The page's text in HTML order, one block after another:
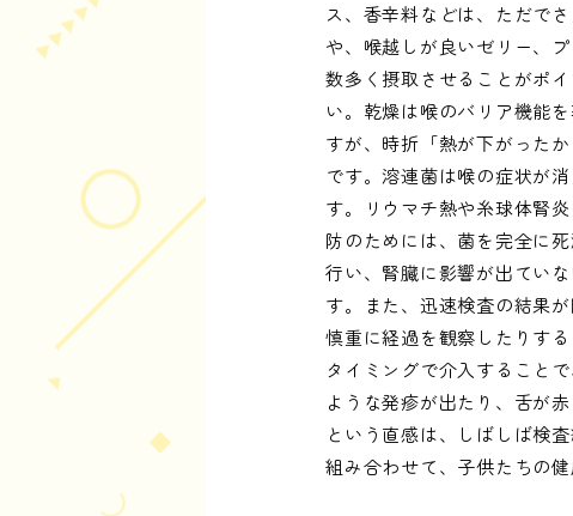
ス、香辛料などは、ただで
や、喉越しが良いゼリー、
数多く摂取させることがポ
い。乾燥は喉のバリア機能
すが、時折「熱が下がった
です。溶連菌は喉の症状が
す。リウマチ熱や糸球体腎
防のためには、菌を完全に
行い、腎臓に影響が出てい
す。また、迅速検査の結果
慎重に経過を観察したりす
タイミングで介入すること
ような発疹が出たり、舌が
という直感は、しばしば検
組み合わせて、子供たちの